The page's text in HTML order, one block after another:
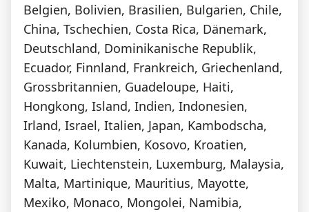
Belgien, Bolivien, Brasilien, Bulgarien, Chile,
China, Tschechien, Costa Rica, Dänemark,
Deutschland, Dominikanische Republik,
Ecuador, Finnland, Frankreich, Griechenland,
Grossbritannien, Guadeloupe, Haiti,
Hongkong, Island, Indien, Indonesien,
Irland, Israel, Italien, Japan, Kambodscha,
Kanada, Kolumbien, Kosovo, Kroatien,
Kuwait, Liechtenstein, Luxemburg, Malaysia,
Malta, Martinique, Mauritius, Mayotte,
Mexiko, Monaco, Mongolei, Namibia,